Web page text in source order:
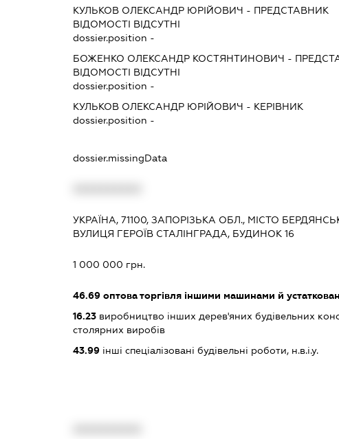
КУЛЬКОВ ОЛЕКСАНДР ЮРІЙОВИЧ - ПРЕДСТАВНИК
ВІДОМОСТІ ВІДСУТНІ
dossier.position -
БОЖЕНКО ОЛЕКСАНДР КОСТЯНТИНОВИЧ -
ВІДОМОСТІ ВІДСУТНІ
dossier.position -
КУЛЬКОВ ОЛЕКСАНДР ЮРІЙОВИЧ - КЕРІВНИК
dossier.position -
dossier.missingData
УКРАЇНА, 71100, ЗАПОРІЗЬКА ОБЛ., МІСТО
ВУЛИЦЯ ГЕРОЇВ СТАЛІНГРАДА, БУДИНОК 16
1 000 000 грн.
46.69оптова торгівля іншими машинами й
16.23виробництво інших дерев'яних будівельних
столярних виробів
43.99інші спеціалізовані будівельні роботи, н.в.і.у.